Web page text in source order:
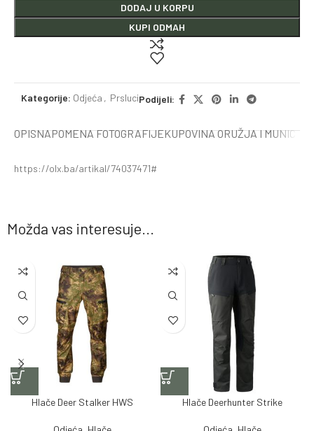
DODAJ U KORPU
KUPI ODMAH
Kategorije: Odjeća , PrsluciPodijeli:
OPISNAPOMENA FOTOGRAFIJEKUPOVINA ORUŽJA I MUNICIJE
https://olx.ba/artikal/74037471#
Možda vas interesuje...
Hlače Deer Stalker HWS Hlače Deerhunter Strike